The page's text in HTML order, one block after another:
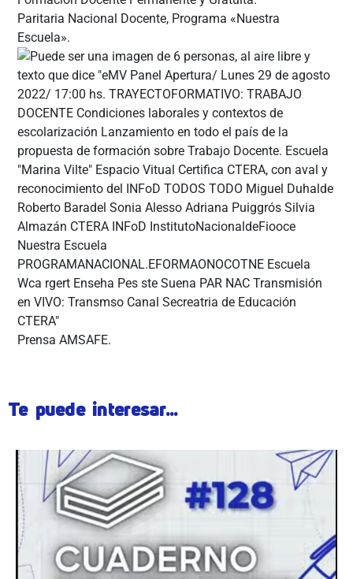
Paritaria Nacional Docente, Programa «Nuestra
Escuela».
Prensa AMSAFE.
Te puede interesar...